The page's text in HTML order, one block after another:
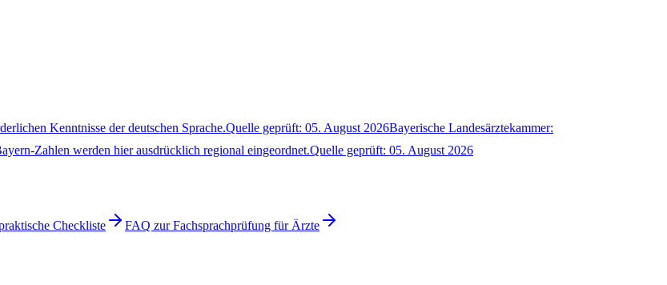
Kenntnisse der deutschen Sprache.Quelle geprüft: 05. August 2026Bayerische Landesärztekammer:
Zahlen werden hier ausdrücklich regional eingeordnet.Quelle geprüft: 05. August 2026
Checkliste
FAQ zur Fachsprachprüfung für Ärzte